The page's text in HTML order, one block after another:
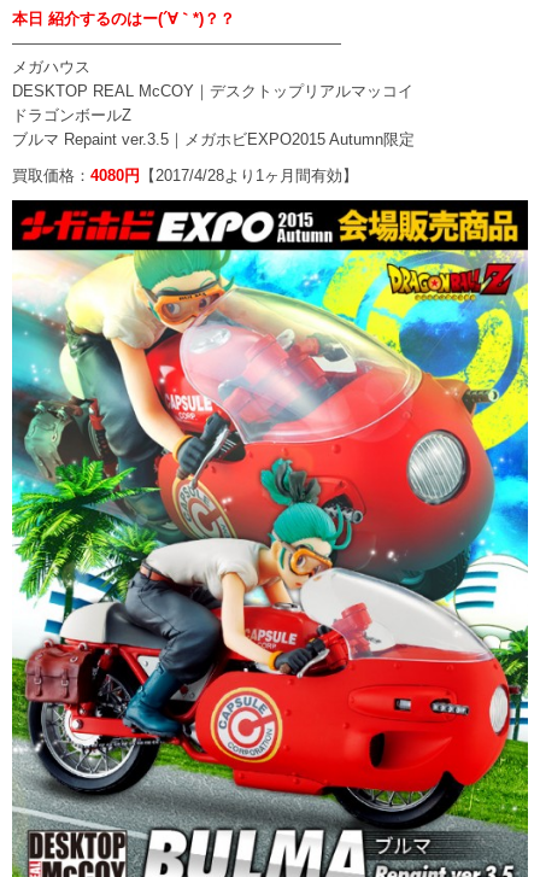
本日 紹介するのはー(´∀｀*)？？
—————————————————————
メガハウス
DESKTOP REAL McCOY｜デスクトップリアルマッコイ
ドラゴンボールZ
ブルマ Repaint ver.3.5｜メガホビEXPO2015 Autumn限定
買取価格： 4080円 【2017/4/28より1ヶ月間有効】